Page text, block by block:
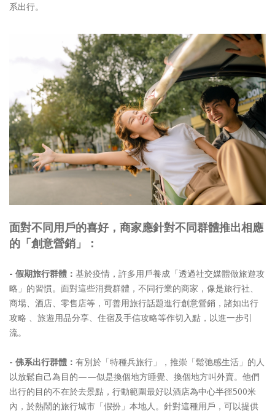
系出行。
面對不同用戶的喜好，商家應針對不同群體推出相應
的「創意營銷」：
- 假期旅行群體： 基於疫情，許多用戶養成「透過社交媒體做旅遊攻
略」的習慣。面對這些消費群體，不同行業的商家，像是旅行社、
商場、酒店、零售店等，可善用旅行話題進行創意營銷，諸如出行
攻略 、旅遊用品分享、住宿及手信攻略等作切入點，以進一步引
流。
- 佛系出行群體： 有別於「特種兵旅行」，推崇「鬆弛感生活」的人
以放鬆自己為目的——似是換個地方睡覺、換個地方叫外賣。他們
出行的目的不在於去景點，行動範圍最好以酒店為中心半徑500米
內，於熱鬧的旅行城市「假扮」本地人。針對這種用戶，可以提供